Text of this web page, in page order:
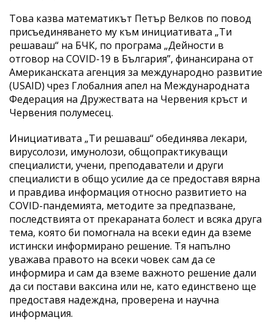
Това казва математикът Петър Велков по повод
присъединяването му към инициативата „Ти
решаваш“ на БЧК, по програма „Дейности в
отговор на COVID-19 в България”, финансирана от
Американската агенция за международно развитие
(USAID) чрез Глобалния апел на Международната
Федерация на Дружествата на Червения кръст и
Червения полумесец.
Инициативата „Ти решаваш“ обединява лекари,
вирусолози, имунолози, общопрактикуващи
специалисти, учени, преподаватели и други
специалисти в общо усилие да се предоставя вярна
и правдива информация относно развитието на
COVID-пандемията, методите за предпазване,
последствията от прекараната болест и всяка друга
тема, която би помогнала на всеки един да вземе
истински информирано решение. Тя напълно
уважава правото на всеки човек сам да се
информира и сам да вземе важното решение дали
да си постави ваксина или не, като единствено ще
предоставя надеждна, проверена и научна
информация.